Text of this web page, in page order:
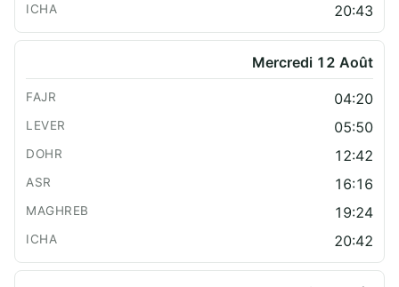
20:43
Mercredi 12 Août
04:20
05:50
12:42
16:16
19:24
20:42